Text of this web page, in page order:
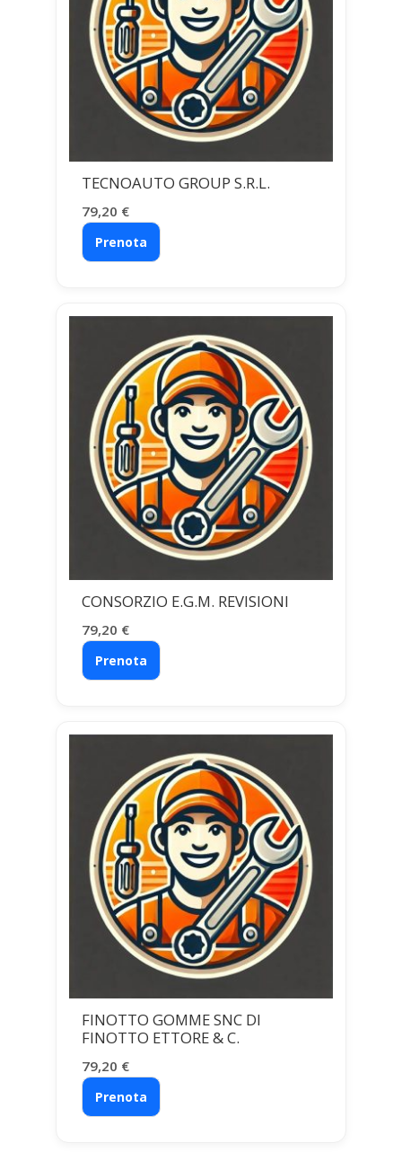
TECNOAUTO GROUP S.R.L.
79,20 €
Prenota
CONSORZIO E.G.M. REVISIONI
79,20 €
Prenota
FINOTTO GOMME SNC DI
FINOTTO ETTORE & C.
79,20 €
Prenota